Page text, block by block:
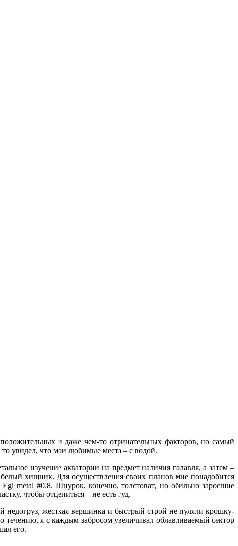
и даже чем-то отрицательных факторов, но самый
увидел, что мои любимые места – с водой.
изучение акватории на предмет наличия голавля, а затем –
хищник. Для осуществления своих планов мне понадобится
metal #0.8. Шнурок, конечно, толстоват, но обильно заросшие
чтобы отцепиться – не есть гуд.
жесткая вершинка и быстрый строй не пуляли крошку-
течению, я с каждым забросом увеличивал облавливаемый сектор
его.